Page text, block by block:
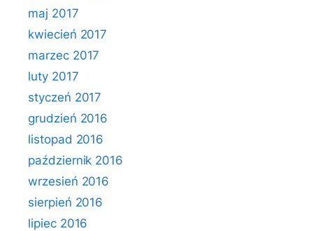
maj 2017
kwiecień 2017
marzec 2017
luty 2017
styczeń 2017
grudzień 2016
listopad 2016
październik 2016
wrzesień 2016
sierpień 2016
lipiec 2016